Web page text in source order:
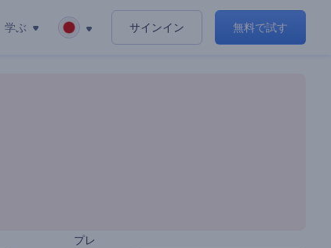
学ぶ サインイン 無料で試す
プレ